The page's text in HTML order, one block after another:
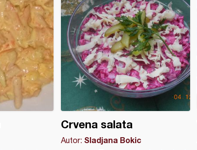
Crvena salata
Autor: Sladjana Bokic